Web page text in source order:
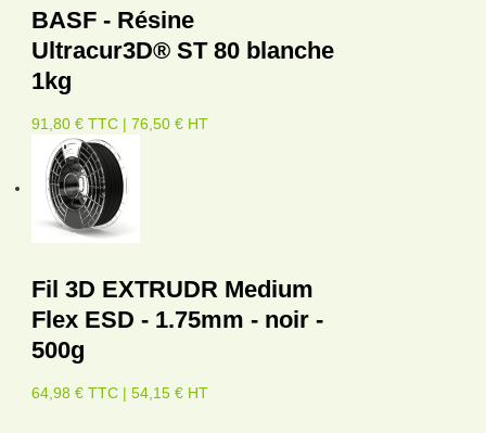
BASF - Résine
Ultracur3D® ST 80 blanche
1kg
91,80 € TTC | 76,50 € HT
Fil 3D EXTRUDR Medium
Flex ESD - 1.75mm - noir -
500g
64,98 € TTC | 54,15 € HT